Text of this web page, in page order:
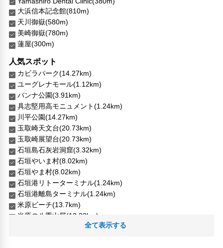
大浜信本記念館(810m)
天川御嶽(580m)
美崎御嶽(780m)
蓮屋(300m)
人気スポット
カビラパーク(14.27km)
ユーグレナモール(1.12km)
バンナ公園(3.91km)
具志堅用高モニュメント(1.24km)
川平公園(14.27km)
玉取崎天文台(20.73km)
玉取崎展望台(20.73km)
石垣島石灰岩洞窟(3.32km)
石垣やいま村(8.02km)
石垣やま村(8.02km)
石垣港リトーターミナル(1.24km)
石垣港離島ターミナル(1.24km)
米原ビーチ(13.7km)
米原の八重山屋(13.33km)
米原のヤエヤマヤシ群落(13.33km)
全て表示する